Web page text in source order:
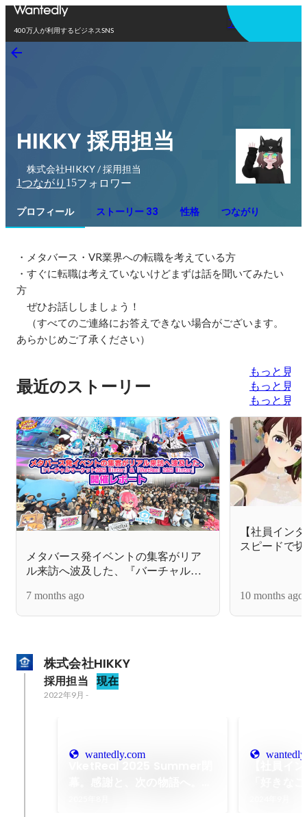
400万人が利用するビジネスSNS
アプリを使う
HIKKY 採用担当
株式会社HIKKY / 採用担当
1つながり 15フォロワー
プロフィール ストーリー 33 性格 つながり
・メタバース・VR業界への転職を考えている方
・すぐに転職は考えていないけどまずは話を聞いてみたい
方
ぜひお話ししましょう！
（すべてのご連絡にお答えできない場合がございます。
最近のストーリー
もっと見る
もっと見る
もっと見る
メタバース発イベントの集客がリア
ル来訪へ波及した、『バーチャルマ
2025 Winter』開催レポート
7 months ago
【社員イン
スピードで
10 months ago
株式会社HIKKY
採用担当 現在
2022年9月 -
wantedly.com